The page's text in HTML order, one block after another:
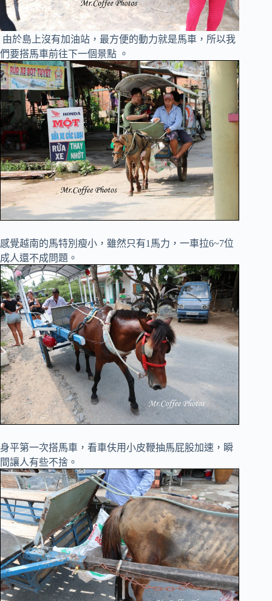
由於島上沒有加油站，最方便的動力就是馬車，所以我
們要搭馬車前往下一個景點 。
感覺越南的馬特別瘦小，雖然只有1馬力，一車拉6~7位
成人還不成問題。
身平第一次搭馬車，看車伕用小皮鞭抽馬屁股加速，瞬
間讓人有些不捨。